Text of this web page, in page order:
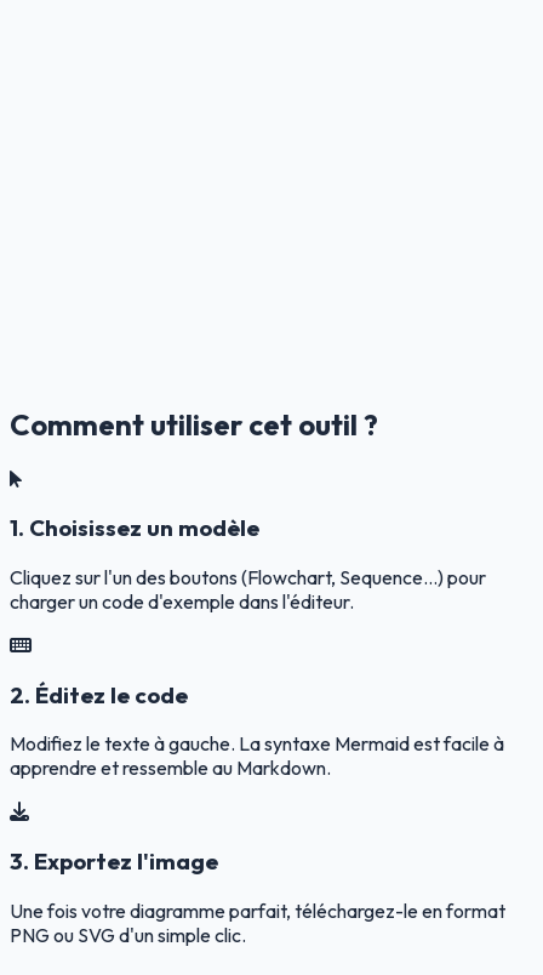
Comment utiliser cet outil ?
1. Choisissez un modèle
Cliquez sur l'un des boutons (Flowchart, Sequence...) pour
charger un code d'exemple dans l'éditeur.
2. Éditez le code
Modifiez le texte à gauche. La syntaxe Mermaid est facile à
apprendre et ressemble au Markdown.
3. Exportez l'image
Une fois votre diagramme parfait, téléchargez-le en format
PNG ou SVG d'un simple clic.